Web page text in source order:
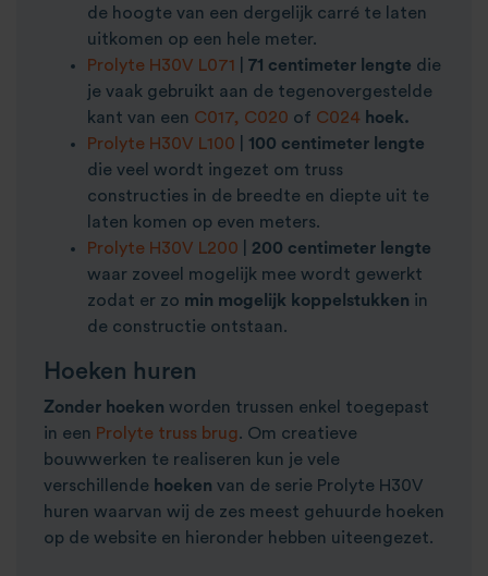
de hoogte van een dergelijk carré te laten
uitkomen op een hele meter.
Prolyte H30V L071
71 centimeter lengte die
je vaak gebruikt aan de tegenovergestelde
kant van een C017, C020 of C024 hoek.
Prolyte H30V L100
100 centimeter lengte
die veel wordt ingezet om truss
constructies in de breedte en diepte uit te
laten komen op even meters.
Prolyte H30V L200
200 centimeter lengte
waar zoveel mogelijk mee wordt gewerkt
zodat er zo min mogelijk koppelstukken in
de constructie ontstaan.
Hoeken huren
Zonder hoeken worden trussen enkel toegepast
in een Prolyte truss brug. Om creatieve
bouwwerken te realiseren kun je vele
verschillende hoeken van de serie Prolyte H30V
huren waarvan wij de zes meest gehuurde hoeken
op de website en hieronder hebben uiteengezet.